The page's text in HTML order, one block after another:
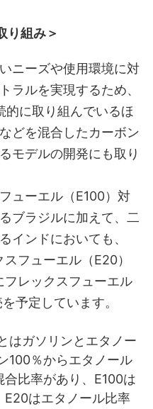
り組み＞
ニーズや使用環境に対
ラルを実現するため、
的に取り組んでいるほ
どを混合したカーボン
モデルの開発にも取り
ューエル（E100）対
ブラジルに加えて、二
インドにおいても、
フューエル（E20）
レックスフューエル
予定しています。
はガソリンとエタノー
100％からエタノール
比率があり、E100は
E20はエタノール比率